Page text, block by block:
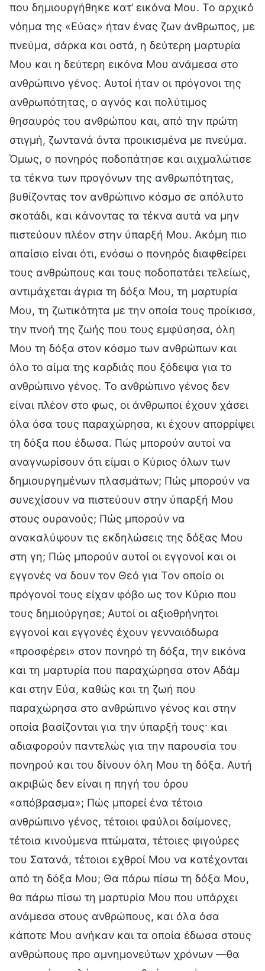
που δημιουργήθηκε κατ’ εικόνα Μου. Το αρχικό
νόημα της «Εύας» ήταν ένας ζων άνθρωπος, με
πνεύμα, σάρκα και οστά, η δεύτερη μαρτυρία
Μου και η δεύτερη εικόνα Μου ανάμεσα στο
ανθρώπινο γένος. Αυτοί ήταν οι πρόγονοι της
ανθρωπότητας, ο αγνός και πολύτιμος
θησαυρός του ανθρώπου και, από την πρώτη
στιγμή, ζωντανά όντα προικισμένα με πνεύμα.
Όμως, ο πονηρός ποδοπάτησε και αιχμαλώτισε
τα τέκνα των προγόνων της ανθρωπότητας,
βυθίζοντας τον ανθρώπινο κόσμο σε απόλυτο
σκοτάδι, και κάνοντας τα τέκνα αυτά να μην
πιστεύουν πλέον στην ύπαρξή Μου. Ακόμη πιο
απαίσιο είναι ότι, ενόσω ο πονηρός διαφθείρει
τους ανθρώπους και τους ποδοπατάει τελείως,
αντιμάχεται άγρια τη δόξα Μου, τη μαρτυρία
Μου, τη ζωτικότητα με την οποία τους προίκισα,
την πνοή της ζωής που τους εμφύσησα, όλη
Μου τη δόξα στον κόσμο των ανθρώπων και
όλο το αίμα της καρδιάς που ξόδεψα για το
ανθρώπινο γένος. Το ανθρώπινο γένος δεν
είναι πλέον στο φως, οι άνθρωποι έχουν χάσει
όλα όσα τους παραχώρησα, κι έχουν απορρίψει
τη δόξα που έδωσα. Πώς μπορούν αυτοί να
αναγνωρίσουν ότι είμαι ο Κύριος όλων των
δημιουργημένων πλασμάτων; Πώς μπορούν να
συνεχίσουν να πιστεύουν στην ύπαρξή Μου
στους ουρανούς; Πώς μπορούν να
ανακαλύψουν τις εκδηλώσεις της δόξας Μου
στη γη; Πώς μπορούν αυτοί οι εγγονοί και οι
εγγονές να δουν τον Θεό για Τον οποίο οι
πρόγονοί τους είχαν φόβο ως τον Κύριο που
τους δημιούργησε; Αυτοί οι αξιοθρήνητοι
εγγονοί και εγγονές έχουν γενναιόδωρα
«προσφέρει» στον πονηρό τη δόξα, την εικόνα
και τη μαρτυρία που παραχώρησα στον Αδάμ
και στην Εύα, καθώς και τη ζωή που
παραχώρησα στο ανθρώπινο γένος και στην
οποία βασίζονται για την ύπαρξή τους· και
αδιαφορούν παντελώς για την παρουσία του
πονηρού και του δίνουν όλη Μου τη δόξα. Αυτή
ακριβώς δεν είναι η πηγή του όρου
«απόβρασμα»; Πώς μπορεί ένα τέτοιο
ανθρώπινο γένος, τέτοιοι φαύλοι δαίμονες,
τέτοια κινούμενα πτώματα, τέτοιες φιγούρες
του Σατανά, τέτοιοι εχθροί Μου να κατέχονται
από τη δόξα Μου; Θα πάρω πίσω τη δόξα Μου,
θα πάρω πίσω τη μαρτυρία Μου που υπάρχει
ανάμεσα στους ανθρώπους, και όλα όσα
κάποτε Μου ανήκαν και τα οποία έδωσα στους
ανθρώπους προ αμνημονεύτων χρόνων —θα